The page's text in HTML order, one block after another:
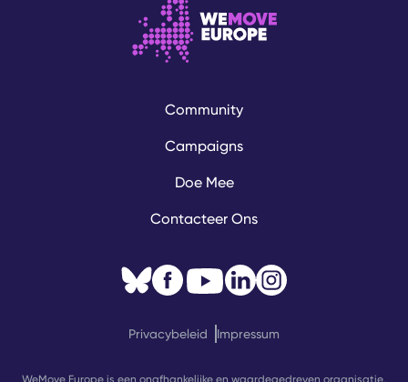
Community
Campaigns
Doe Mee
Contacteer Ons
Privacybeleid Impressum